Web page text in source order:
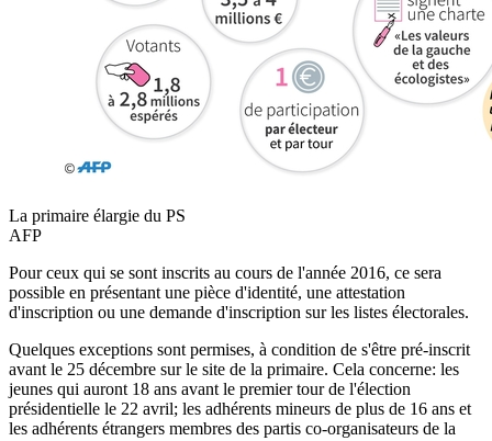
La primaire élargie du PS
AFP
Pour ceux qui se sont inscrits au cours de l'année 2016, ce sera
possible en présentant une pièce d'identité, une attestation
d'inscription ou une demande d'inscription sur les listes électorales.
Quelques exceptions sont permises, à condition de s'être pré-inscrit
avant le 25 décembre sur le site de la primaire. Cela concerne: les
jeunes qui auront 18 ans avant le premier tour de l'élection
présidentielle le 22 avril; les adhérents mineurs de plus de 16 ans et
les adhérents étrangers membres des partis co-organisateurs de la